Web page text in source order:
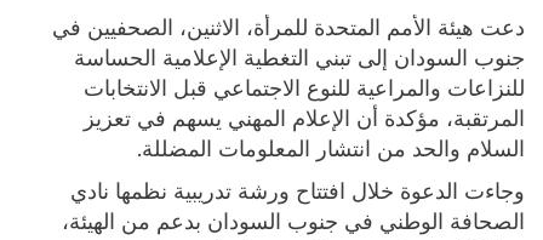
دعت هيئة الأمم المتحدة للمرأة، الاثنين، الصحفيين في
جنوب السودان إلى تبني التغطية الإعلامية الحساسة
للنزاعات والمراعية للنوع الاجتماعي قبل الانتخابات
المرتقبة، مؤكدة أن الإعلام المهني يسهم في تعزيز
السلام والحد من انتشار المعلومات المضللة.
وجاءت الدعوة خلال افتتاح ورشة تدريبية نظمها نادي
الصحافة الوطني في جنوب السودان بدعم من الهيئة،